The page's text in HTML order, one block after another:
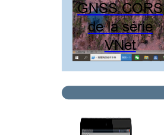
GNSS CORS
de la série
VNet